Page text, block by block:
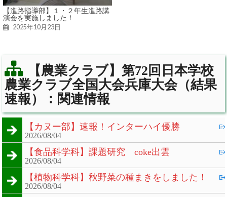
【進路指導部】１・２年生進路講
演会を実施しました！
2025年10月23日
【農業クラブ】第72回日本学校
農業クラブ全国大会兵庫大会（結果
速報）：関連情報
【カヌー部】速報！インターハイ優勝
2026/08/04
【食品科学科】課題研究 coke出雲
2026/08/04
【植物科学科】秋野菜の種まきをしました！
2026/08/04